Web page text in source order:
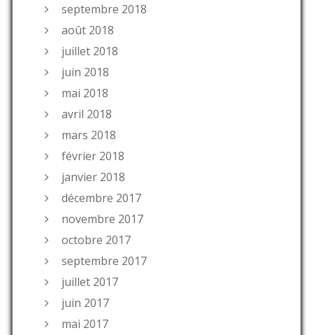
septembre 2018
août 2018
juillet 2018
juin 2018
mai 2018
avril 2018
mars 2018
février 2018
janvier 2018
décembre 2017
novembre 2017
octobre 2017
septembre 2017
juillet 2017
juin 2017
mai 2017